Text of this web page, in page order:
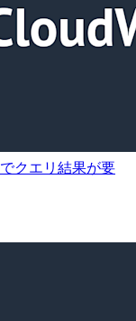
クエリ結果が要